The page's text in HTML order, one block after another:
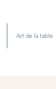
Art de la table